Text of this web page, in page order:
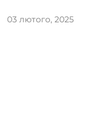
03 лютого, 2025